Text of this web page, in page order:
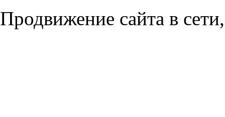
Продвижение сайта в